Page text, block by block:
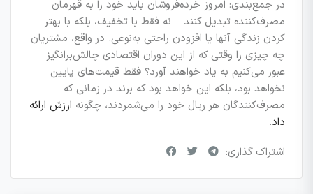
در جمع‌بندی: امروز خرده‌فروشان باید خود را به قهرمان
مصرف‌کننده تبدیل کنند – نه فقط با تخفیف، بلکه با بهتر
کردن زندگی آنها یا افزودن راحتی به‌نوعی. در واقع، مشتریان
چه چیزی را وقتی که از این دوران اقتصادی چالش‌برانگیز
عبور می‌کنیم به یاد خواهند آورد؟ فقط قیمت‌های پایین
نخواهد بود، بلکه این خواهد بود که برند در زمانی که
مصرف‌کنندگان هر ریال خود را می‌شمردند، چگونه ارزش ارائه
داد.
اشتراک گذاری: